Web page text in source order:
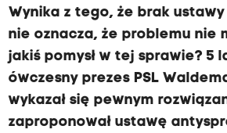
Wynika z tego, że brak
nie oznacza, że problemu nie
jakiś pomysł w tej sprawie? 5
ówczesny prezes PSL
wykazał się pewnym
zaproponował ustawę